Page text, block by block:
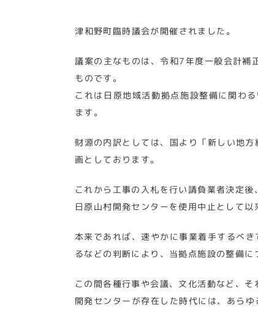
津和野町臨時議会が開催されました。
議案の主なものは、令和7年度一般会計
ものです。
これは日原地域活動拠点施設整備に関わ
ます。
財源の内訳としては、国より「新しい地
画としております。
これから工事の入札を行い請負業者決定
日原山村開発センターを使用中止として
本来であれば、速やかに事業着手するべ
るなどの判断により、当拠点施設の整備
この間各種行事や会議、文化活動など、
開発センターが存在した時代には、あら